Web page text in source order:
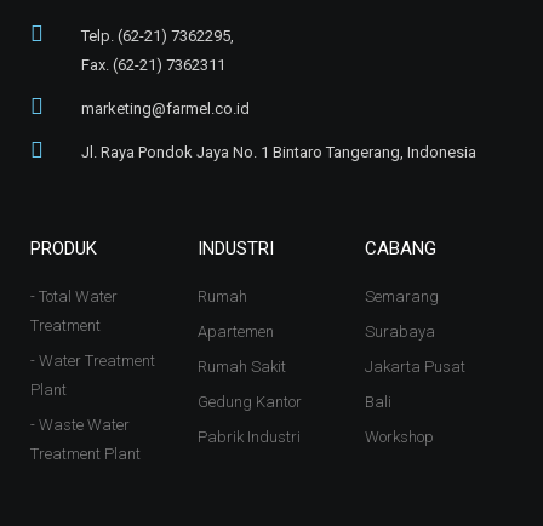
Telp. (62-21) 7362295,
Fax. (62-21) 7362311
marketing@farmel.co.id
Jl. Raya Pondok Jaya No. 1 Bintaro Tangerang, Indonesia
PRODUK
- Total Water
Treatment
- Water Treatment
Plant
- Waste Water
Treatment Plant
INDUSTRI
Rumah
Apartemen
Rumah Sakit
Gedung Kantor
Pabrik Industri
CABANG
Semarang
Surabaya
Jakarta Pusat
Bali
Workshop